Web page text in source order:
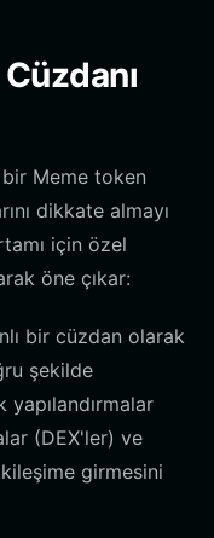
Meme token
dikkate almayı
için özel
öne çıkar:
bir cüzdan olarak
şekilde
(DEX'ler) ve
girmesini